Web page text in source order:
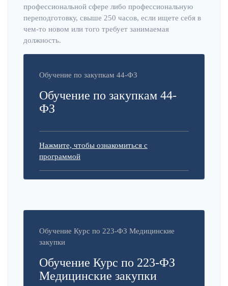
профессиональной сфере либо профессиональную
переподготовку, свыше 250 часов, если ищете себя в
чем-то новом или того требует занимаемая
должность.
Обучение по закупкам 44-ФЗ
Обучение по закупкам 44-
ФЗ
Нажмите, чтобы ознакомиться с
программой
Обучение Курс по 223-ФЗ Медицинские
закупки
Обучение Курс по 223-ФЗ
Медицинские закупки